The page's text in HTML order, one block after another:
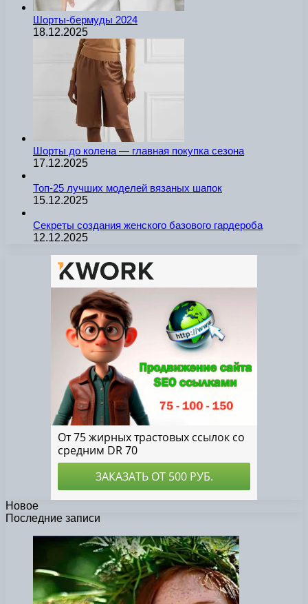
Шорты-бермуды 2024
18.12.2025
Шорты до колена — главная покупка сезона
17.12.2025
Топ-25 лучших моделей вязаных шапок
15.12.2025
Секреты создания женского базового гардероба
12.12.2025
Новое
Последние записи